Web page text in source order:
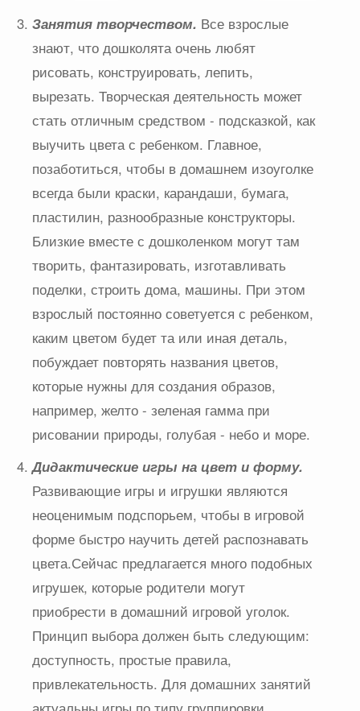
Занятия творчеством. Все взрослые
знают, что дошколята очень любят
рисовать, конструировать, лепить,
вырезать. Творческая деятельность может
стать отличным средством - подсказкой, как
выучить цвета с ребенком. Главное,
позаботиться, чтобы в домашнем изоуголке
всегда были краски, карандаши, бумага,
пластилин, разнообразные конструкторы.
Близкие вместе с дошколенком могут там
творить, фантазировать, изготавливать
поделки, строить дома, машины. При этом
взрослый постоянно советуется с ребенком,
каким цветом будет та или иная деталь,
побуждает повторять названия цветов,
которые нужны для создания образов,
например, желто - зеленая гамма при
рисовании природы, голубая - небо и море.
Дидактические игры на цвет и форму.
Развивающие игры и игрушки являются
неоценимым подспорьем, чтобы в игровой
форме быстро научить детей распознавать
цвета.Сейчас предлагается много подобных
игрушек, которые родители могут
приобрести в домашний игровой уголок.
Принцип выбора должен быть следующим:
доступность, простые правила,
привлекательность. Для домашних занятий